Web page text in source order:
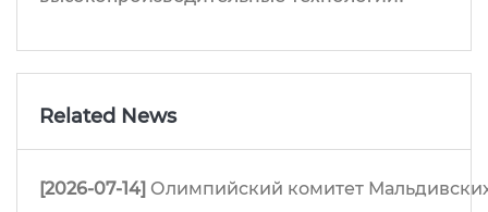
Related News
[2026-07-14] Олимпийский комитет